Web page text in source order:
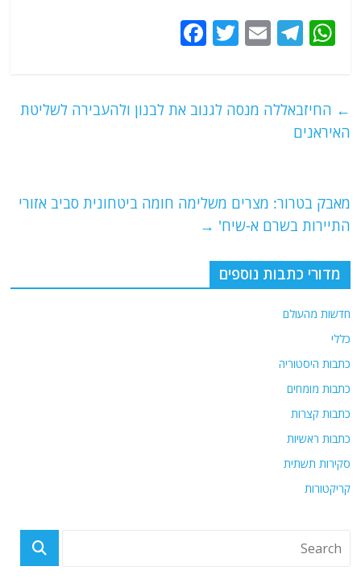
W
s
A
T
g
E
l
T
er
e
k
← החיזבאללה מנסה לגנוב את לבנון ולהעבירה לשליטת
האיראנים
מאבק בטרור: מצרים משלימה חומה ביטחונית סביב אזורי
התיירות בשרם א-שיח' →
מדורי כתבות נוספים
חדשות מהעולם
כללי
כתבות היסטוריה
כתבות מומחים
כתבות קצרות
כתבות ראשיות
סקירות תשתית
קריקטורות